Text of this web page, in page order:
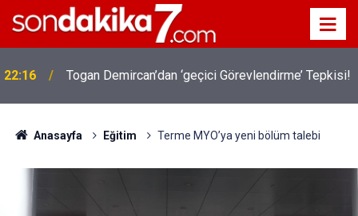
22:16 Togan Demircan’dan ‘geçici Görevlendirme’ Tepkisi!
Anasayfa Eğitim Terme MYO’ya yeni bölüm talebi